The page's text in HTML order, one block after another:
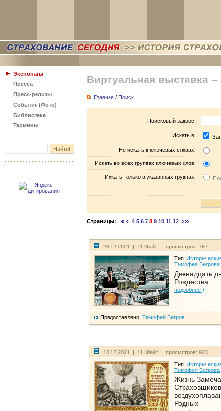
Экспонаты
Пресса
Пресс-релизы
События (Фото)
Библиотека
Термины
Виртуальная выставка –
Главная / Поиск
Поисковый запрос:
Искать в:
Не искать в ключевых словах:
Искать во всех группах ключевых слов:
Искать только в указанных группах:
Страницы: 4 5 6 7 8 9 10 11 12
23.12.2021 | 11 Кбайт | просмотров: 767
Тип:
Тимофея Бегрова
Двенадцать
Рождества
подробнее
Предоставлено: Тимофей Бегров
10.12.2021 | 11 Кбайт | просмотров: 923
Тип:
Тимофея Бегрова
Жизнь
Родных